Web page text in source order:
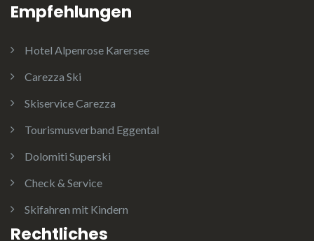
Empfehlungen
Hotel Alpenrose Karersee
Carezza Ski
Skiservice Carezza
Tourismusverband Eggental
Dolomiti Superski
Check & Service
Skifahren mit Kindern
Rechtliches